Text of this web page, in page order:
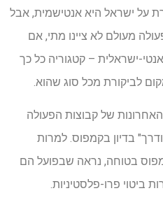
על ישראל היא אנטישמית, אבל
מעולם לא ציינו מתי, אם
ישראלית – קטגוריה כל כך
לביקורת מכל סוג שהוא.
של קבוצות הפעולה
בדיון בקמפוס. למרות
בטוחה, נראה שבפועל הם
ביטוי פרו-פלסטיניות.